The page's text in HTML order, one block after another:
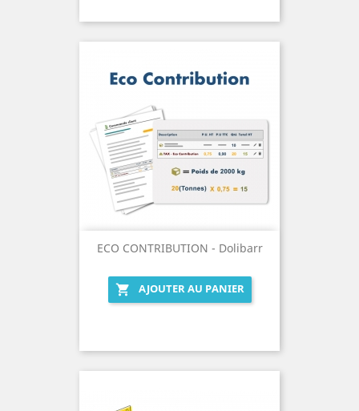
ECO CONTRIBUTION - Dolibarr
 AJOUTER AU PANIER